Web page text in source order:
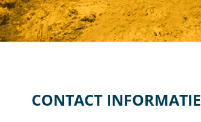
CONTACT INFORMATIE